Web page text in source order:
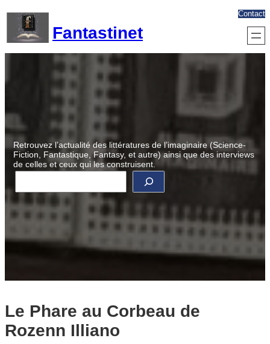
contenu
Fantastinet
Contact
Retrouvez l’actualité des littératures de l’imaginaire (Science-
Fiction, Fantastique, Fantasy, et autre) ainsi que des interviews
de celles et ceux qui les construisent.
R
c
h
e
r
h
Le Phare au Corbeau de
Rozenn Illiano